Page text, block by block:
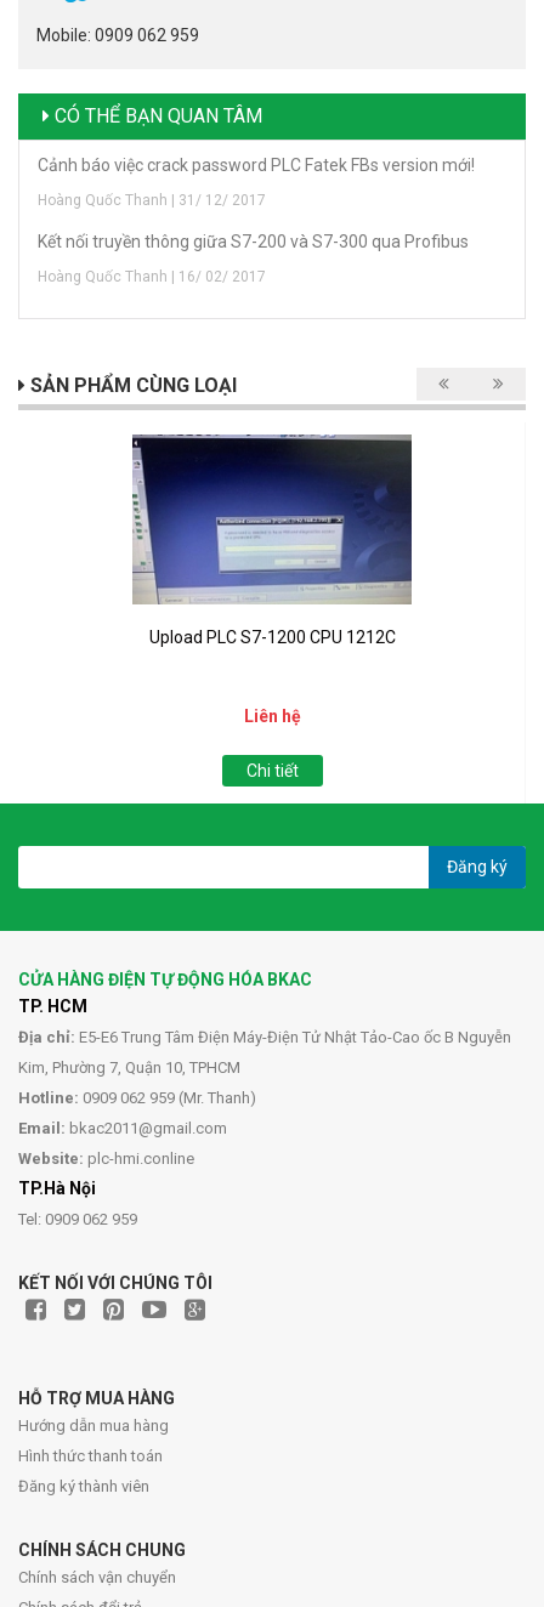
Mobile: 0909 062 959
CÓ THỂ BẠN QUAN TÂM
Cảnh báo việc crack password PLC Fatek FBs version mới!
Hoàng Quốc Thanh | 31/ 12/ 2017
Kết nối truyền thông giữa S7-200 và S7-300 qua Profibus
Hoàng Quốc Thanh | 16/ 02/ 2017
SẢN PHẨM CÙNG LOẠI
Upload PLC S7-1200 CPU 1212C
Liên hệ
Chi tiết
Đăng ký
CỬA HÀNG ĐIỆN TỰ ĐỘNG HÓA BKAC
TP. HCM
Địa chỉ: E5-E6 Trung Tâm Điện Máy-Điện Tử Nhật Tảo-Cao ốc B Nguyễn
Kim, Phường 7, Quận 10, TPHCM
Hotline: 0909 062 959 (Mr. Thanh)
Email: bkac2011@gmail.com
Website: plc-hmi.conline
TP.Hà Nội
Tel: 0909 062 959
KẾT NỐI VỚI CHÚNG TÔI
HỖ TRỢ MUA HÀNG
Hướng dẫn mua hàng
Hình thức thanh toán
Đăng ký thành viên
CHÍNH SÁCH CHUNG
Chính sách vận chuyển